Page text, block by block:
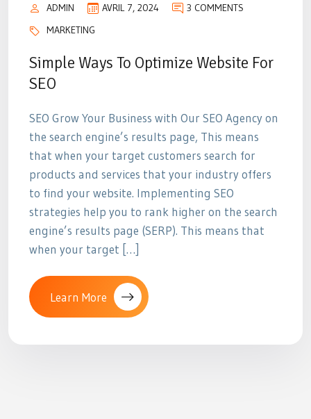
ADMIN AVRIL 7, 2024
3 COMMENTS
MARKETING
Simple Ways To Optimize Website For
SEO
SEO Grow Your Business with Our SEO Agency on
the search engine’s results page, This means
that when your target customers search for
products and services that your industry offers
to find your website. Implementing SEO
strategies help you to rank higher on the search
engine’s results page (SERP). This means that
when your target […]
Learn More